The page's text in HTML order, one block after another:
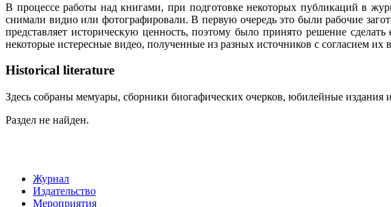
В процессе работы над книгами, при подготовке некоторых публикаций в
снимали видио или фотографировали. В первую очередь это были рабочие
представляет историческую ценность, поэтому было принято решение
некоторые истересные видео, полученные из разных источников с согласием их
Historical literature
Здесь собраны мемуары, сборники биогафических очерков, юбилейные издания
Раздел не найден.
Журнал
Издательство
Мероприятия